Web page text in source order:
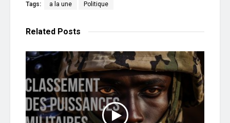
Tags: a la une Politique
Related Posts